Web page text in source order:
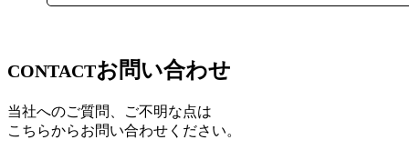
CONTACTお問い合わせ
当社へのご質問、ご不明な点は
こちらからお問い合わせください。